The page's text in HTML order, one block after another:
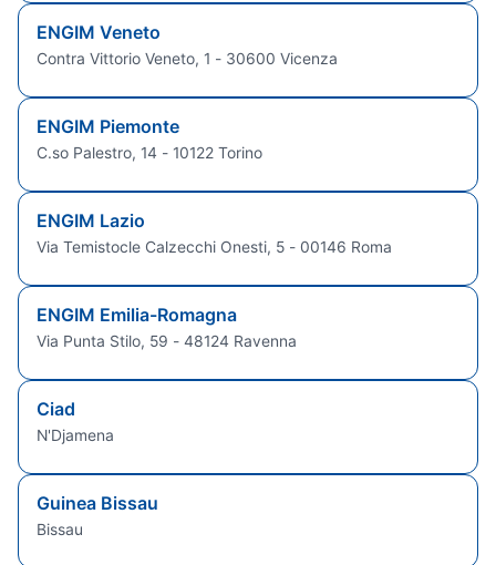
ENGIM Veneto
Contra Vittorio Veneto, 1 - 30600 Vicenza
ENGIM Piemonte
C.so Palestro, 14 - 10122 Torino
ENGIM Lazio
Via Temistocle Calzecchi Onesti, 5 - 00146 Roma
ENGIM Emilia-Romagna
Via Punta Stilo, 59 - 48124 Ravenna
Ciad
N'Djamena
Guinea Bissau
Bissau